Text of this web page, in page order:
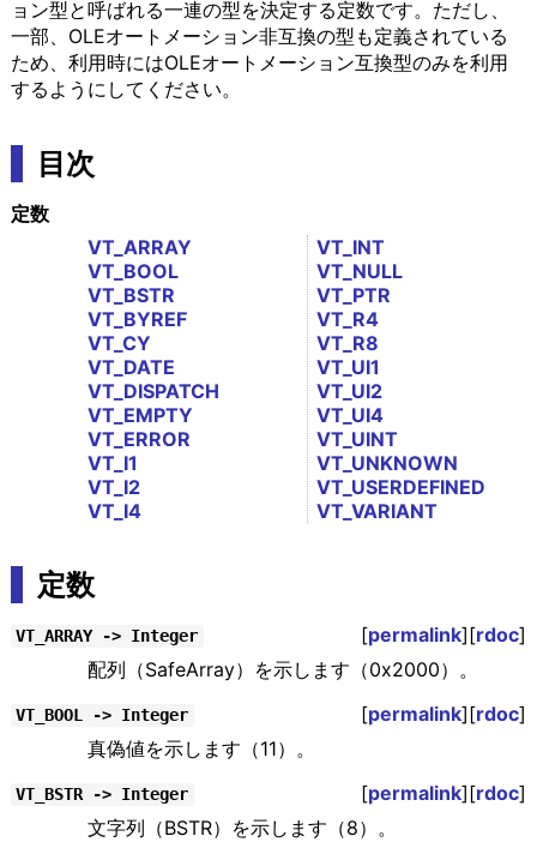
ョン型と呼ばれる一連の型を決定する定数です。ただし、
一部、OLEオートメーション非互換の型も定義されている
ため、利用時にはOLEオートメーション互換型のみを利用
するようにしてください。
目次
定数
VT_ARRAY
VT_BOOL
VT_BSTR
VT_BYREF
VT_CY
VT_DATE
VT_DISPATCH
VT_EMPTY
VT_ERROR
VT_I1
VT_I2
VT_I4
VT_INT
VT_NULL
VT_PTR
VT_R4
VT_R8
VT_UI1
VT_UI2
VT_UI4
VT_UINT
VT_UNKNOWN
VT_USERDEFINED
VT_VARIANT
定数
VT_ARRAY -> Integer [permalink][rdoc]
配列（SafeArray）を示します（0x2000）。
VT_BOOL -> Integer [permalink][rdoc]
真偽値を示します（11）。
VT_BSTR -> Integer [permalink][rdoc]
文字列（BSTR）を示します（8）。